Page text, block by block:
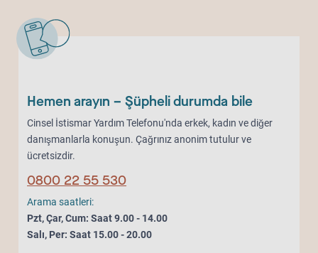
Hemen arayın – Şüpheli durumda bile
Cinsel İstismar Yardım Telefonu'nda erkek, kadın ve diğer
danışmanlarla konuşun. Çağrınız anonim tutulur ve
ücretsizdir.
0800 22 55 530
Arama saatleri:
Pzt, Çar, Cum: Saat 9.00 - 14.00
Salı, Per: Saat 15.00 - 20.00